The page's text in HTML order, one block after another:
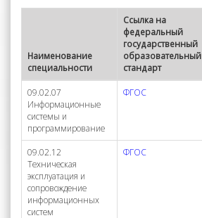
Наименование
специальности
Ссылка на
федеральный
государственный
образовательный
стандарт
09.02.07
Информационные
системы и
программирование
ФГОС
09.02.12
Техническая
эксплуатация и
сопровождение
информационных
систем
ФГОС